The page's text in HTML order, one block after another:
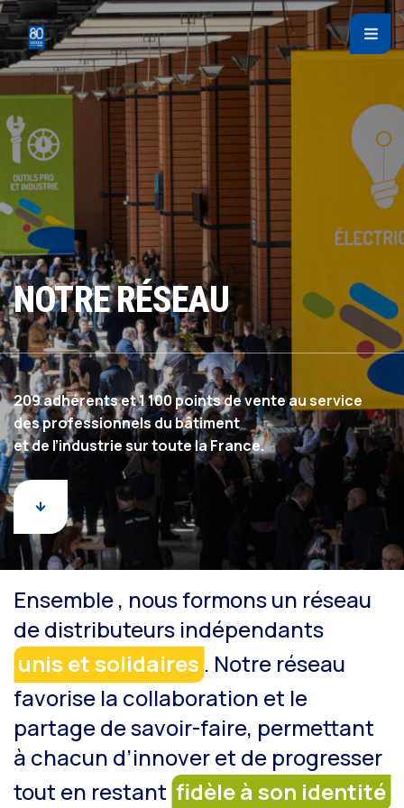
NOTRE RÉSEAU
209 adhérents et 1 100 points de vente au service
des professionnels du bâtiment
et de l’industrie sur toute la France.
Ensemble , nous formons un réseau
de distributeurs indépendants
unis et solidaires . Notre réseau
favorise la collaboration et le
partage de savoir-faire, permettant
à chacun d’innover et de progresser
tout en restant fidèle à son identité
Panneau de gestion des cookies